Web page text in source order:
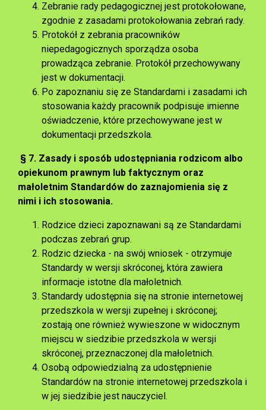
Zebranie rady pedagogicznej jest protokołowane,
zgodnie z zasadami protokołowania zebrań rady.
Protokół z zebrania pracowników
niepedagogicznych sporządza osoba
prowadząca zebranie. Protokół przechowywany
jest w dokumentacji.
Po zapoznaniu się ze Standardami i zasadami ich
stosowania każdy pracownik podpisuje imienne
oświadczenie, które przechowywane jest w
dokumentacji przedszkola.
§ 7. Zasady i sposób udostępniania rodzicom albo
opiekunom prawnym lub faktycznym oraz
małoletnim Standardów do zaznajomienia się z
nimi i ich stosowania.
Rodzice dzieci zapoznawani są ze Standardami
podczas zebrań grup.
Rodzic dziecka - na swój wniosek - otrzymuje
Standardy w wersji skróconej, która zawiera
informacje istotne dla małoletnich.
Standardy udostępnia się na stronie internetowej
przedszkola w wersji zupełnej i skróconej;
zostają one również wywieszone w widocznym
miejscu w siedzibie przedszkola w wersji
skróconej, przeznaczonej dla małoletnich.
Osobą odpowiedzialną za udostępnienie
Standardów na stronie internetowej przedszkola i
w jej siedzibie jest nauczyciel.